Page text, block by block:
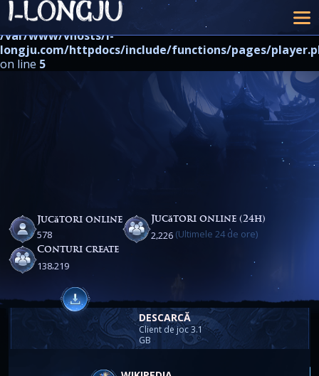
Warning: strpos() expects at least 2 parameters, 1 given in
/var/www/vhosts/i-
longju.com/httpdocs/include/functions/pages/
on line 5
Jucători online
578
Jucători online (24h)
2,226 (Ultimele 24 de ore)
Conturi create
138,219
DESCARCĂ
Client de joc 3.1
GB